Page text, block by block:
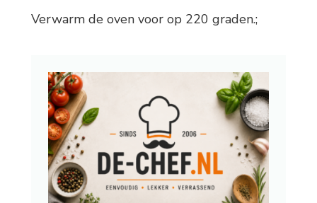
Verwarm de oven voor op 220 graden.;